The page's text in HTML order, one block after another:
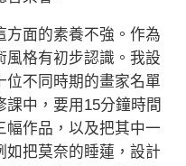
面的素養不強。作為
風格有初步認識。我設
位不同時期的畫家名單
中，要用15分鐘時間
幅作品，以及把其中一
如把莫奈的睡蓮，設計